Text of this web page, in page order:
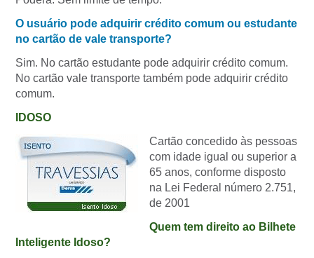
O usuário pode adquirir crédito comum ou estudante
no cartão de vale transporte?
Sim. No cartão estudante pode adquirir crédito comum.
No cartão vale transporte também pode adquirir crédito
comum.
IDOSO
Cartão concedido às pessoas
com idade igual ou superior a
65 anos, conforme disposto
na Lei Federal número 2.751,
de 2001
Quem tem direito ao Bilhete
Inteligente Idoso?